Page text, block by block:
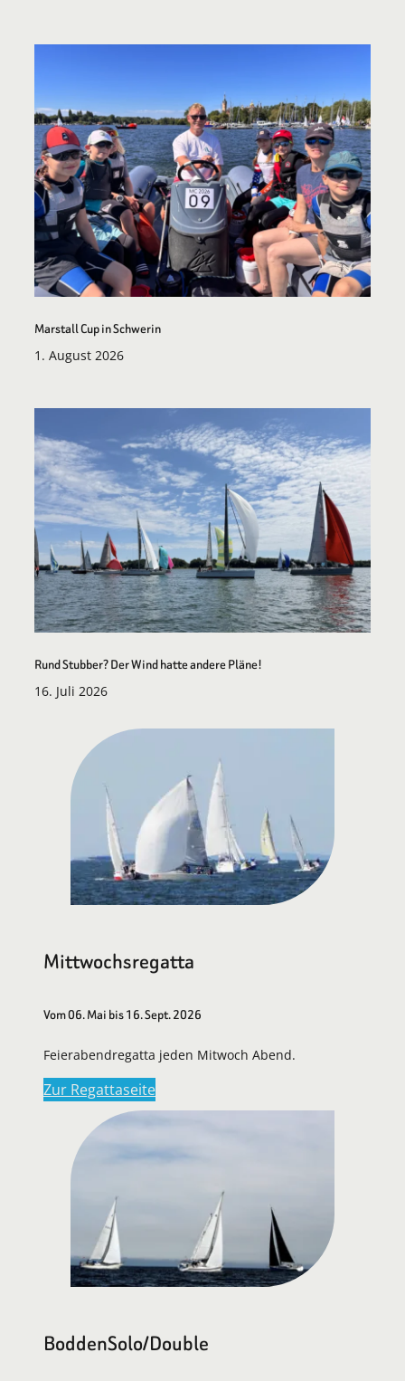
Marstall Cup in Schwerin
1. August 2026
Rund Stubber? Der Wind hatte andere Pläne!
16. Juli 2026
Mittwochsregatta
Vom 06. Mai bis 16. Sept. 2026
Feierabendregatta jeden Mitwoch Abend.
Zur Regattaseite
BoddenSolo/Double